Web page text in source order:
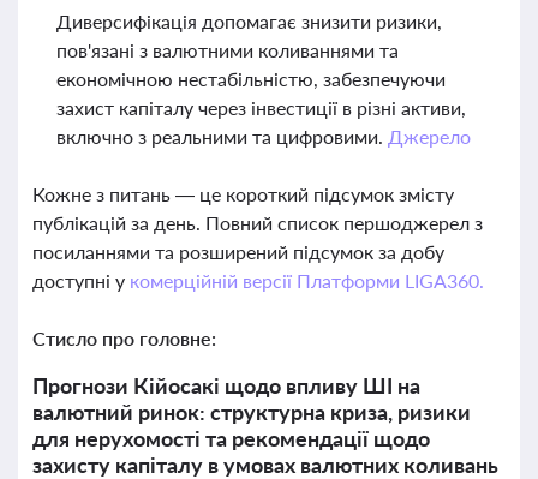
Диверсифікація допомагає знизити ризики,
пов'язані з валютними коливаннями та
економічною нестабільністю, забезпечуючи
захист капіталу через інвестиції в різні активи,
включно з реальними та цифровими. Джерело
Кожне з питань — це короткий підсумок змісту
публікацій за день. Повний список першоджерел з
посиланнями та розширений підсумок за добу
доступні у комерційній версії Платформи LIGA360.
Стисло про головне:
Прогнози Кійосакі щодо впливу ШІ на
валютний ринок: структурна криза, ризики
для нерухомості та рекомендації щодо
захисту капіталу в умовах валютних коливань